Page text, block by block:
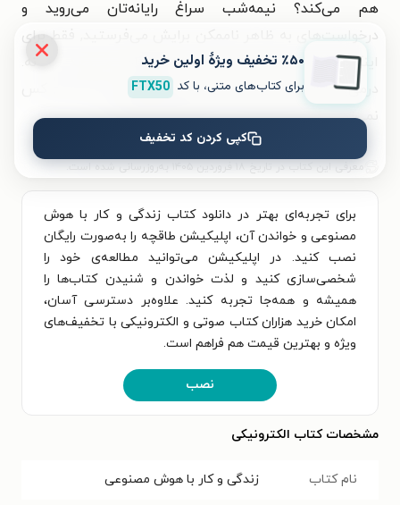
هم می‌کند؟ نیمه‌شب سراغ رایانه‌تان می‌روید و
درخواست‌های به ظاهر ناممکن برایش می‌فرستید, فقط برای
اینکه ببینید هوش مصنوعی انجام‌شان می‌دهد یا نه.
درمی‌یابید جهان به شکل بنیادین دگرگون شده و هیچ کس
نمی‌تواند به شما بگوید آینده چگونه خواهد بود.»
معرفی این کتاب در تاریخ ۱۸ فروردین ۱۴۰۵ به‌روزرسانی شده است.
برای تجربه‌ای بهتر در دانلود کتاب زندگی و کار با هوش
مصنوعی و خواندن آن، اپلیکیشن طاقچه را به‌صورت رایگان
نصب کنید. در اپلیکیشن می‌توانید مطالعه‌ی خود را
شخصی‌سازی کنید و لذت خواندن و شنیدن کتاب‌ها را
همیشه و همه‌جا تجربه کنید. علاوه‌بر دسترسی آسان،
امکان خرید هزاران کتاب صوتی و الکترونیکی با تخفیف‌های
ویژه و بهترین قیمت هم فراهم است.
نصب
مشخصات کتاب الکترونیکی
نام کتاب زندگی و کار با هوش مصنوعی
٪۵۰ تخفیف ویژۀ اولین خرید
برای کتاب‌های متنی، با کد FTX50
کپی کردن کد تخفیف